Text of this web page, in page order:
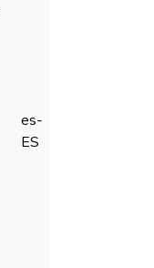
es-
ES